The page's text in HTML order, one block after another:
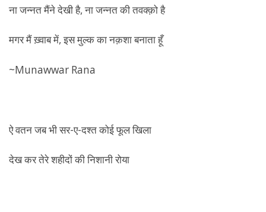
ना जन्नत मैंने देखी है, ना जन्नत की तवक्क़ो है
मगर मैं ख़्वाब में, इस मुल्क का नक़शा बनाता हूँ
~Munawwar Rana
ऐ वतन जब भी सर-ए-दश्त कोई फूल खिला
देख कर तेरे शहीदों की निशानी रोया